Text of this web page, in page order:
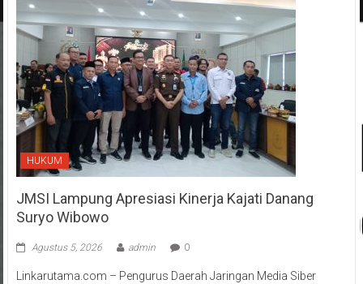
HUKUM
JMSI Lampung Apresiasi Kinerja Kajati Danang
Suryo Wibowo
Agustus 5, 2026 admin 0
Linkarutama.com – Pengurus Daerah Jaringan Media Siber